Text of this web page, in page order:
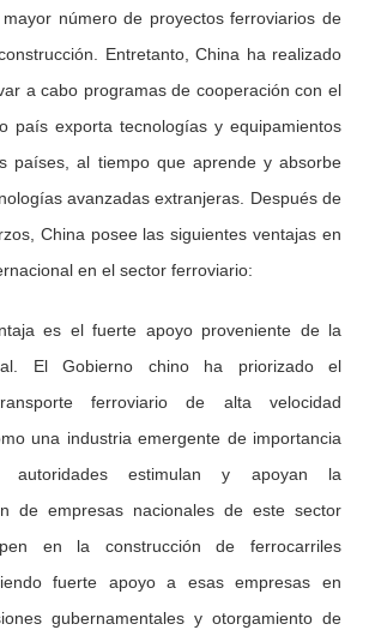
número de proyectos ferroviarios de
Entretanto, China ha realizado
a cabo programas de cooperación con el
país exporta tecnologías y equipamientos
países, al tiempo que aprende y absorbe
avanzadas extranjeras. Después de
China posee las siguientes ventajas en
en el sector ferroviario:
es el fuerte apoyo proveniente de la
El Gobierno chino ha priorizado el
ferroviario de alta velocidad
una industria emergente de importancia
autoridades estimulan y apoyan la
de empresas nacionales de este sector
en la construcción de ferrocarriles
fuerte apoyo a esas empresas en
gubernamentales y otorgamiento de